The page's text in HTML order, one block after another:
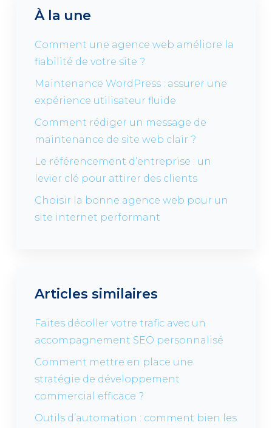
À la une
Comment une agence web améliore la
fiabilité de votre site ?
Maintenance WordPress : assurer une
expérience utilisateur fluide
Comment rédiger un message de
maintenance de site web clair ?
Le référencement d’entreprise : un
levier clé pour attirer des clients
Choisir la bonne agence web pour un
site internet performant
Articles similaires
Faites décoller votre trafic avec un
accompagnement SEO personnalisé
Comment mettre en place une
stratégie de développement
commercial efficace ?
Outils d’automation : comment bien les